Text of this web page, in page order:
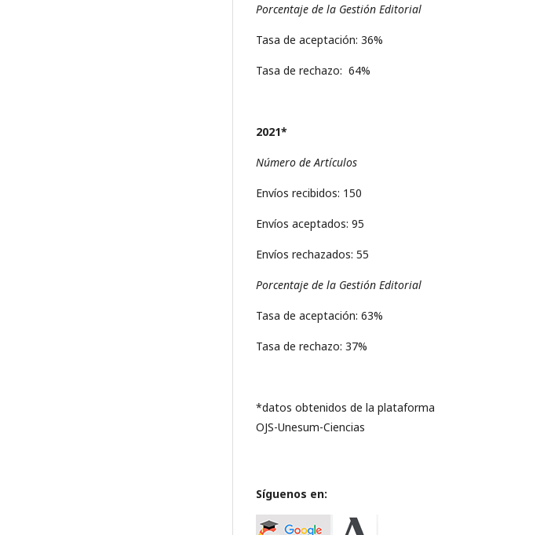
Porcentaje de la Gestión Editorial
Tasa de aceptación: 36%
Tasa de rechazo: 64%
2021*
Número de Artículos
Envíos recibidos: 150
Envíos aceptados: 95
Envíos rechazados: 55
Porcentaje de la Gestión Editorial
Tasa de aceptación: 63%
Tasa de rechazo: 37%
*datos obtenidos de la plataforma
OJS-Unesum-Ciencias
Síguenos en: